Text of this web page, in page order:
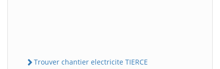
Trouver chantier electricite TIERCE